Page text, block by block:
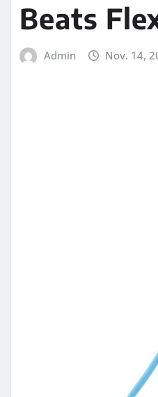
Beats
Admin Nov. 14,